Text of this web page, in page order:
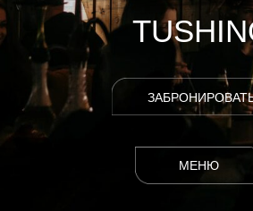
Тепло и домашний уют - это первое,
что вы почувствуете заходя к нам в
гости! Команда Everest Tushino
создает для вас дружелюбную
атмосферу и сопровождает ваш отдых
теплыми эмоциями. Незабываемые
вечера живой музыки, диджей сеты
лучших артистов индустрии и
юмористические программы заставят
вас испытать бурю незабываемых
УГЛУБИТЬСЯ В ИСТОРИЮ